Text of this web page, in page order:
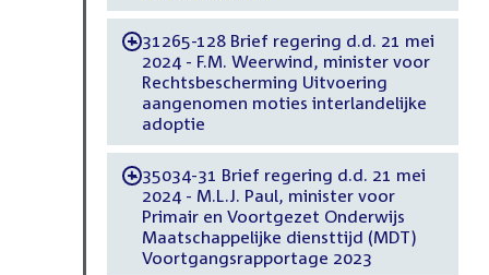
-31265-128 Brief regering d.d. 21 mei
2024 - F.M. Weerwind, minister voor
Rechtsbescherming Uitvoering
aangenomen moties interlandelijke
adoptie
-35034-31 Brief regering d.d. 21 mei
2024 - M.L.J. Paul, minister voor
Primair en Voortgezet Onderwijs
Maatschappelijke diensttijd (MDT)
Voortgangsrapportage 2023